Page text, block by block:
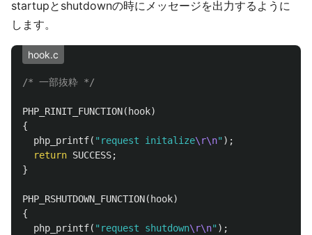
startupとshutdownの時にメッセージを出力するように
します。
hook.c
/* 一部抜粋 */
PHP_RINIT_FUNCTION( hook)
{
php_printf( "request initalize\r\n" );
return SUCCESS;
}
PHP_RSHUTDOWN_FUNCTION( hook)
{
php_printf( "request shutdown\r\n" );